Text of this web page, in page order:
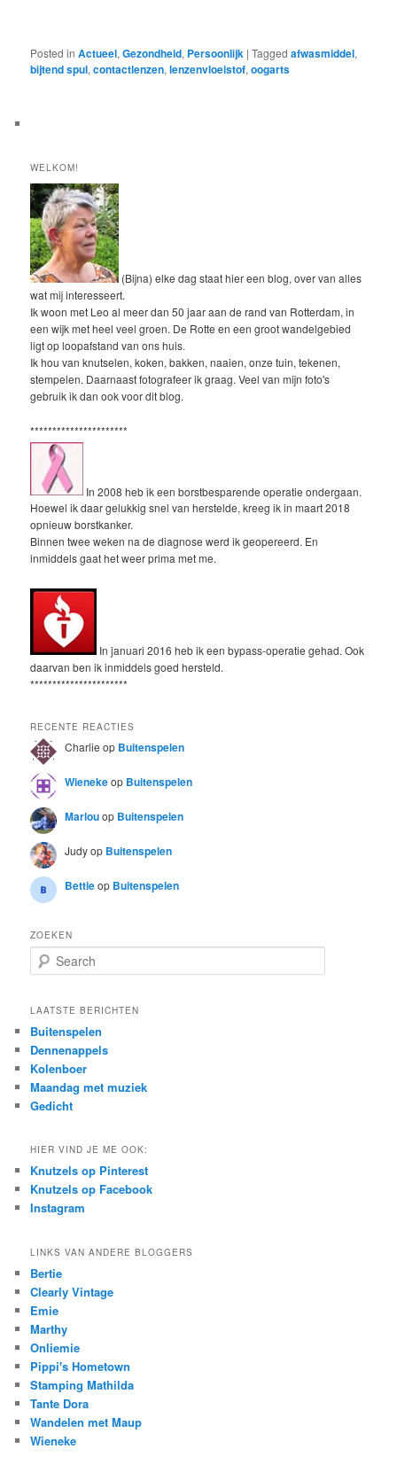
Posted in Actueel,Gezondheid, Persoonlijk |Tagged afwasmiddel,
bijtend spul,contactlenzen,lenzenvloeistof,oogarts
WELKOM!
(Bijna) elke dag staat hier een blog, over van alles
wat mij interesseert.
Ik woon met Leo al meer dan 50 jaar aan de rand van Rotterdam, in
een wijk met heel veel groen. De Rotte en een groot wandelgebied
ligt op loopafstand van ons huis.
Ik hou van knutselen, koken, bakken, naaien, onze tuin, tekenen,
stempelen. Daarnaast fotografeer ik graag. Veel van mijn foto's
gebruik ik dan ook voor dit blog.
**********************
In 2008 heb ik een borstbesparende operatie ondergaan.
Hoewel ik daar gelukkig snel van herstelde, kreeg ik in maart 2018
opnieuw borstkanker.
Binnen twee weken na de diagnose werd ik geopereerd. En
inmiddels gaat het weer prima met me.
In januari 2016 heb ik een bypass-operatie gehad. Ook
daarvan ben ik inmiddels goed hersteld.
**********************
RECENTE REACTIES
Charlie op Buitenspelen
Wienekeop Buitenspelen
Marlouop Buitenspelen
Judyop Buitenspelen
Bettieop Buitenspelen
ZOEKEN
e
r
h
LAATSTE BERICHTEN
Buitenspelen
Dennenappels
Kolenboer
Maandag met muziek
Gedicht
HIER VIND JE ME OOK:
Knutzels op Pinterest
Knutzels op Facebook
Instagram
LINKS VAN ANDERE BLOGGERS
Bertie
Clearly Vintage
Emie
Marthy
Onliemie
Pippi's Hometown
Stamping Mathilda
Tante Dora
Wandelen met Maup
Wieneke